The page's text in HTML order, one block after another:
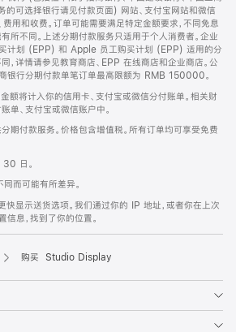
的可选择银行请见付款页面) 网站、支付宝网站和微信
费用和收费。订单可能需要满足特定金额要求，不同免息
所不同。上述分期付款服务只适用于个人消费者。企业
买计划 (EPP) 和 Apple 员工购买计划 (EPP) 适用的分
，详情请参见教育商店、EPP 在线商店和企业商店。公
银行分期付款单笔订单最高限额为 RMB 150000。
额将计入你的信用卡、支付宝或微信分付账单。相关财
单、支付宝或微信账户中。
期付款服务。价格包含增值税。所有订单均可享受免费
日。
而可能有所差异。
快显示送货选项。我们通过你的 IP 地址，或者你在上次
息，找到了你的位置。
购买 Studio Display